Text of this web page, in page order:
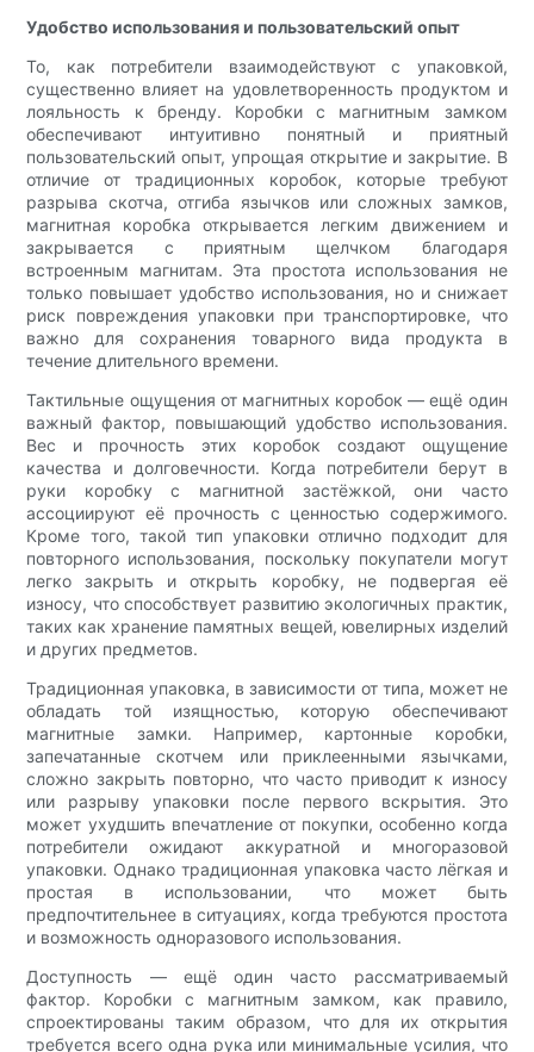
Удобство использования и пользовательский опыт
То, как потребители взаимодействуют с упаковкой,
существенно влияет на удовлетворенность продуктом и
лояльность к бренду. Коробки с магнитным замком
обеспечивают интуитивно понятный и приятный
пользовательский опыт, упрощая открытие и закрытие. В
отличие от традиционных коробок, которые требуют
разрыва скотча, отгиба язычков или сложных замков,
магнитная коробка открывается легким движением и
закрывается с приятным щелчком благодаря
встроенным магнитам. Эта простота использования не
только повышает удобство использования, но и снижает
риск повреждения упаковки при транспортировке, что
важно для сохранения товарного вида продукта в
течение длительного времени.
Тактильные ощущения от магнитных коробок — ещё один
важный фактор, повышающий удобство использования.
Вес и прочность этих коробок создают ощущение
качества и долговечности. Когда потребители берут в
руки коробку с магнитной застёжкой, они часто
ассоциируют её прочность с ценностью содержимого.
Кроме того, такой тип упаковки отлично подходит для
повторного использования, поскольку покупатели могут
легко закрыть и открыть коробку, не подвергая её
износу, что способствует развитию экологичных практик,
таких как хранение памятных вещей, ювелирных изделий
и других предметов.
Традиционная упаковка, в зависимости от типа, может не
обладать той изящностью, которую обеспечивают
магнитные замки. Например, картонные коробки,
запечатанные скотчем или приклеенными язычками,
сложно закрыть повторно, что часто приводит к износу
или разрыву упаковки после первого вскрытия. Это
может ухудшить впечатление от покупки, особенно когда
потребители ожидают аккуратной и многоразовой
упаковки. Однако традиционная упаковка часто лёгкая и
простая в использовании, что может быть
предпочтительнее в ситуациях, когда требуются простота
и возможность одноразового использования.
Доступность — ещё один часто рассматриваемый
фактор. Коробки с магнитным замком, как правило,
спроектированы таким образом, что для их открытия
требуется всего одна рука или минимальные усилия, что